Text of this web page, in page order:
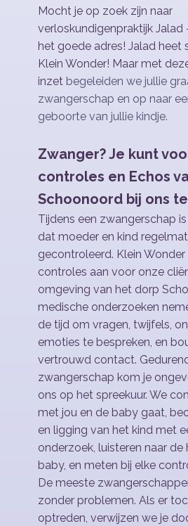
Mocht je op zoek zijn naar
verloskundigenpraktijk Jalad
het goede adres! Jalad heet
Klein Wonder! Maar met
inzet begeleiden we jullie
zwangerschap en op naar
geboorte van jullie kindje.
Zwanger? Je kunt
controles en Echos
Schoonoord bij ons
Tijdens een zwangerschap
dat moeder en kind
gecontroleerd. Klein
controles aan voor onze
omgeving van het dorp
medische onderzoeken
de tijd om vragen, twijfels,
emoties te bespreken, en
vertrouwd contact.
zwangerschap kom je
ons op het spreekuur. We
met jou en de baby gaat,
en ligging van het kind met
onderzoek, luisteren naar
baby, en meten bij elke
De meeste
zonder problemen. Als er
optreden, verwijzen we je